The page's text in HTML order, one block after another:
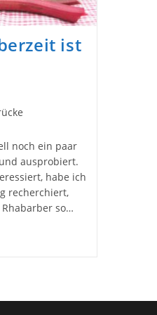
ist
noch ein paar
ausprobiert.
habe ich
recherchiert,
so…